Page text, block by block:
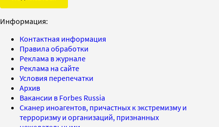
Информация:
Контактная информация
Правила обработки
Реклама в журнале
Реклама на сайте
Условия перепечатки
Архив
Вакансии в Forbes Russia
Сканер иноагентов, причастных к экстремизму и
терроризму и организаций, признанных